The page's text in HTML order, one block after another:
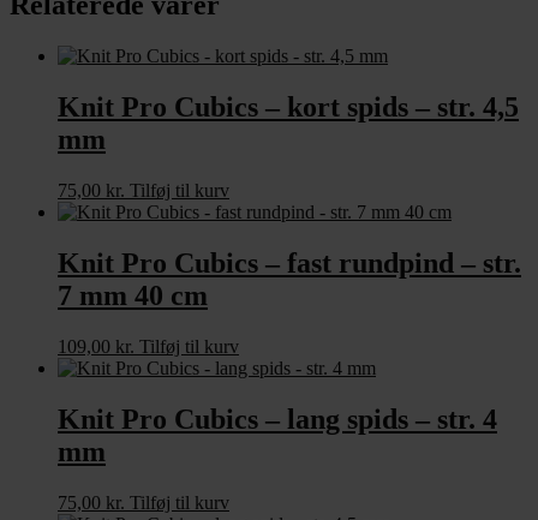
Knit Pro Cubics – kort spids – str. 4,5
mm
75,00 kr. Tilføj til kurv
Knit Pro Cubics – fast rundpind – str.
7 mm 40 cm
109,00 kr. Tilføj til kurv
Knit Pro Cubics – lang spids – str. 4
mm
75,00 kr. Tilføj til kurv